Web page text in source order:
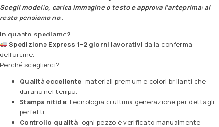
Scegli modello, carica immagine o testo e approva l’anteprima: al
resto pensiamo noi.
In quanto spediamo?
Spedizione Express 1–2 giorni lavorativi dalla conferma
dell’ordine.
Perché sceglierci?
Qualità eccellente: materiali premium e colori brillanti che
durano nel tempo.
Stampa nitida: tecnologia di ultima generazione per dettagli
perfetti.
Controllo qualità: ogni pezzo è verificato manualmente